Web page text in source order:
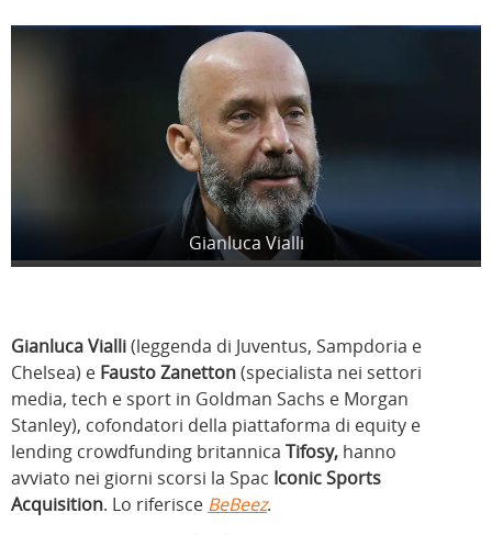
Gianluca Vialli
Gianluca Vialli(leggenda di Juventus, Sampdoria e
Chelsea) e Fausto Zanetton(specialista nei settori
media, tech e sport in Goldman Sachs e Morgan
Stanley), cofondatori della piattaforma di equity e
lending crowdfunding britannica Tifosy, hanno
avviato nei giorni scorsi la Spac Iconic Sports
Acquisition. Lo riferisce BeBeez.